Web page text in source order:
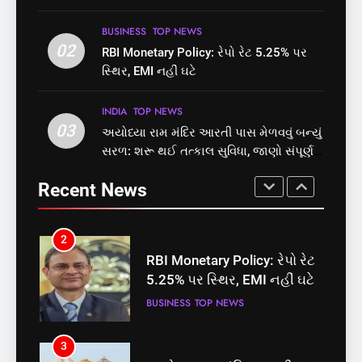
2
RBI Monetary Policy: રેપો રેટ
5.25% પર સ્થિર, EMI નહીં ઘટે
3
અયોધ્યા રામ મંદિર આરતી પાસ
મેળવવું બન્યું સરળ: શરૂ થઈ
તત્કાલ સુવિધા, જાણો સંપૂર્ણ
4
‘ગજિની’ અને ‘લગાન’ ફેમ
અભિનેતા પ્રદીપ રાવતનું 74
વર્ષની વયે નિધન, બ્લડ કેન્સર
ENTERTAINMENT TOP NEWS
5
02
BUSINESS TOP NEWS
RBI Monetary Policy: રેપો રેટ 5.25% પર
સ્થિર, EMI નહીં ઘટે
03
INDIA TOP NEWS
અયોધ્યા રામ મંદિર આરતી પાસ મેળવવું બન્યું
સરળ: શરૂ થઈ તત્કાલ સુવિધા, જાણો સંપૂર્ણ
Recent News
સમાજવાદી પાર્ટીએ અયોધ્યા
બેઠક પરથી પવન પાંડેને 2027
2
RBI Monetary Policy: રેપો રેટ
5.25% પર સ્થિર, EMI નહીં ઘટે
3
અયોધ્યા રામ મંદિર આરતી પાસ
મેળવવું બન્યું સરળ: શરૂ થઈ
તત્કાલ સુવિધા, જાણો સંપૂર્ણ
INDIA TOP NEWS
4